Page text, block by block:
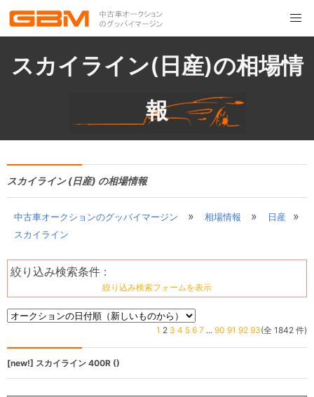
スカイライン(日産)の相場情
報
スカイライン (日産) の相場情報
中古車オークションのグッバイマージン » 相場情報 » 日産 »
スカイライン
絞り込み検索条件 :
絞り込み検索フォームを表示
1 2 3 4 5 6 7 ... 90 91 92 93(全 1842 件)
[new!] スカイライン 400R ()